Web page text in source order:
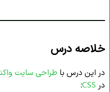
خلاصه درس
در این درس با طراحی سایت
در CSS
: